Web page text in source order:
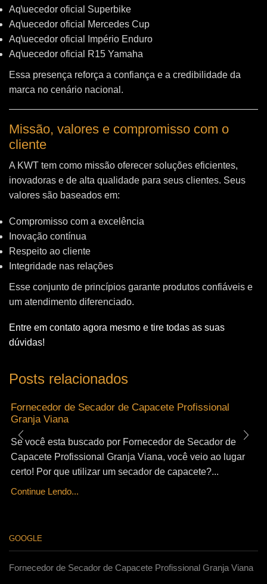
Aq\uecedor oficial Superbike
Aq\uecedor oficial Mercedes Cup
Aq\uecedor oficial Império Enduro
Aq\uecedor oficial R15 Yamaha
Essa presença reforça a confiança e a credibilidade da
marca no cenário nacional.
Missão, valores e compromisso com o
cliente
A KWT tem como missão oferecer soluções eficientes,
inovadoras e de alta qualidade para seus clientes. Seus
valores são baseados em:
Compromisso com a excelência
Inovação contínua
Respeito ao cliente
Integridade nas relações
Esse conjunto de princípios garante produtos confiáveis e
um atendimento diferenciado.
Entre em contato agora mesmo e tire todas as suas
dúvidas!
Posts relacionados
Fornecedor de Secador de Capacete Profissional
Granja Viana
Se você esta buscado por Fornecedor de Secador de
Capacete Profissional Granja Viana, você veio ao lugar
certo! Por que utilizar um secador de capacete?...
Continue Lendo...
GOOGLE
Fornecedor de Secador de Capacete Profissional Granja Viana